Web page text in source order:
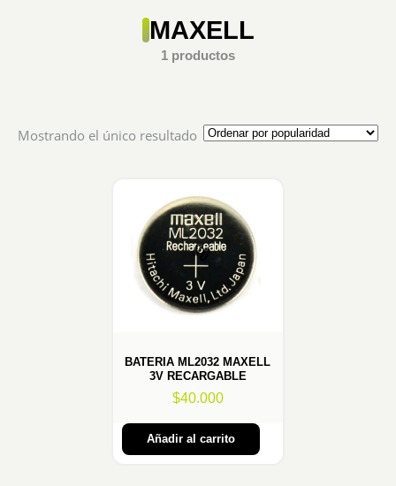
MAXELL
1 productos
Mostrando el único resultado
BATERIA ML2032 MAXELL
3V RECARGABLE
$40.000
Añadir al carrito